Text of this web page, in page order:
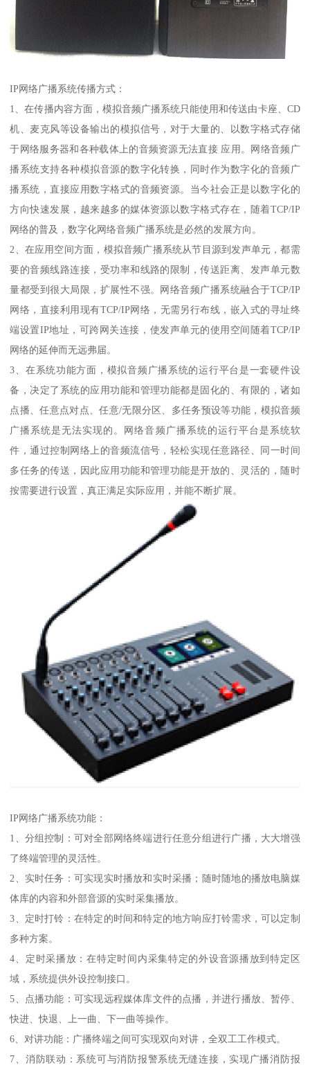
IP网络广播系统传播方式：
1、在传播内容方面，模拟音频广播系统只能使用和传送由卡座、CD
机、麦克风等设备输出的模拟信号，对于大量的、以数字格式存储
于网络服务器和各种载体上的音频资源无法直接 应用。网络音频广
播系统支持各种模拟音源的数字化转换，同时作为数字化的音频广
播系统，直接应用数字格式的音频资源。当今社会正是以数字化的
方向快速发展，越来越多的媒体资源以数字格式存在，随着TCP/IP
网络的普及，数字化网络音频广播系统是必然的发展方向。
2、在应用空间方面，模拟音频广播系统从节目源到发声单元，都需
要的音频线路连接，受功率和线路的限制，传送距离、发声单元数
量都受到很大局限，扩展性不强。网络音频广播系统融合于TCP/IP
网络，直接利用现有TCP/IP网络，无需另行布线，嵌入式的寻址终
端设置IP地址，可跨网关连接，使发声单元的使用空间随着TCP/IP
网络的延伸而无远弗届。
3、在系统功能方面，模拟音频广播系统的运行平台是一套硬件设
备，决定了系统的应用功能和管理功能都是固化的、有限的，诸如
点播、任意点对点、任意/无限分区、多任务预设等功能，模拟音频
广播系统是无法实现的。网络音频广播系统的运行平台是系统软
件，通过控制网络上的音频流信号，轻松实现任意路径、同一时间
多任务的传送，因此应用功能和管理功能是开放的、灵活的，随时
按需要进行设置，真正满足实际应用，并能不断扩展。
IP网络广播系统功能：
1、分组控制：可对全部网络终端进行任意分组进行广播，大大增强
了终端管理的灵活性。
2、实时任务：可实现实时播放和实时采播；随时随地的播放电脑媒
体库的内容和外部音源的实时采集播放。
3、定时打铃：在特定的时间和特定的地方响应打铃需求，可以定制
多种方案。
4、定时采播放：在特定时间内采集特定的外设音源播放到特定区
域，系统提供外设控制接口。
5、点播功能：可实现远程媒体库文件的点播，并进行播放、暂停、
快进、快退、上一曲、下一曲等操作。
6、对讲功能：广播终端之间可实现双向对讲，全双工工作模式。
7、消防联动：系统可与消防报警系统无缝连接，实现广播消防报